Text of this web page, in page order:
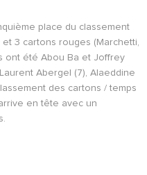
place du classement
3 cartons rouges (Marchetti,
ont été Abou Ba et Joffrey
Abergel (7), Alaeddine
des cartons / temps
en tête avec un